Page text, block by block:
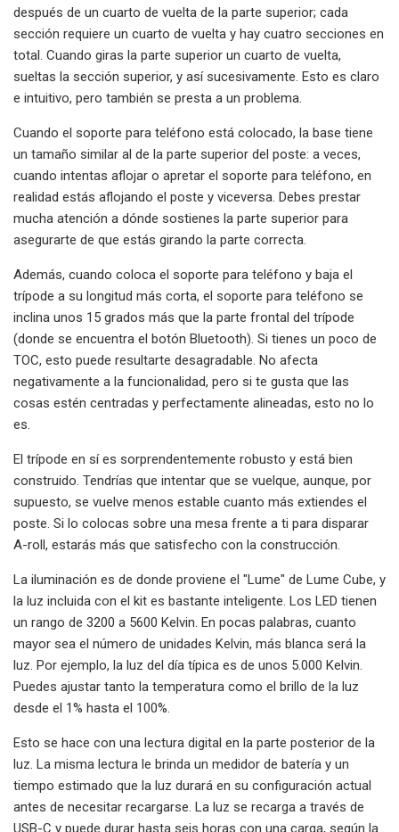
después de un cuarto de vuelta de la parte superior; cada
sección requiere un cuarto de vuelta y hay cuatro secciones en
total. Cuando giras la parte superior un cuarto de vuelta,
sueltas la sección superior, y así sucesivamente. Esto es claro
e intuitivo, pero también se presta a un problema.
Cuando el soporte para teléfono está colocado, la base tiene
un tamaño similar al de la parte superior del poste: a veces,
cuando intentas aflojar o apretar el soporte para teléfono, en
realidad estás aflojando el poste y viceversa. Debes prestar
mucha atención a dónde sostienes la parte superior para
asegurarte de que estás girando la parte correcta.
Además, cuando coloca el soporte para teléfono y baja el
trípode a su longitud más corta, el soporte para teléfono se
inclina unos 15 grados más que la parte frontal del trípode
(donde se encuentra el botón Bluetooth). Si tienes un poco de
TOC, esto puede resultarte desagradable. No afecta
negativamente a la funcionalidad, pero si te gusta que las
cosas estén centradas y perfectamente alineadas, esto no lo
es.
El trípode en sí es sorprendentemente robusto y está bien
construido. Tendrías que intentar que se vuelque, aunque, por
supuesto, se vuelve menos estable cuanto más extiendes el
poste. Si lo colocas sobre una mesa frente a ti para disparar
A-roll, estarás más que satisfecho con la construcción.
La iluminación es de donde proviene el "Lume" de Lume Cube, y
la luz incluida con el kit es bastante inteligente. Los LED tienen
un rango de 3200 a 5600 Kelvin. En pocas palabras, cuanto
mayor sea el número de unidades Kelvin, más blanca será la
luz. Por ejemplo, la luz del día típica es de unos 5.000 Kelvin.
Puedes ajustar tanto la temperatura como el brillo de la luz
desde el 1% hasta el 100%.
Esto se hace con una lectura digital en la parte posterior de la
luz. La misma lectura le brinda un medidor de batería y un
tiempo estimado que la luz durará en su configuración actual
antes de necesitar recargarse. La luz se recarga a través de
USB-C y puede durar hasta seis horas con una carga, según la